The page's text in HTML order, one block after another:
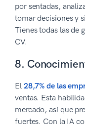
por sentadas,
tomar decisiones y
Tienes todas las de
CV.
8.
El 28,7% de las
ventas. Esta
mercado, así que
fuertes. Con la IA